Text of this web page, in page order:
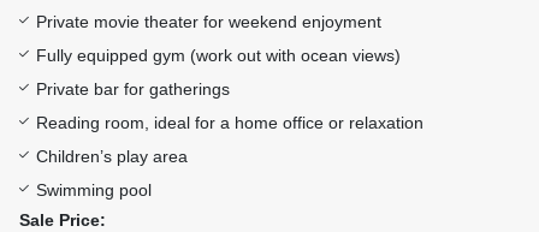
Private movie theater for weekend enjoyment
Fully equipped gym (work out with ocean views)
Private bar for gatherings
Reading room, ideal for a home office or relaxation
Children’s play area
Swimming pool
Sale Price: